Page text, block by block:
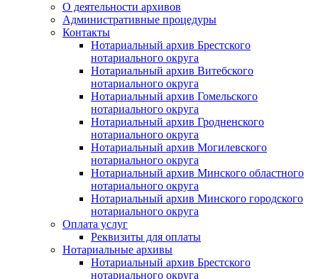
О деятельности архивов
Административные процедуры
Контакты
Нотариальный архив Брестского
нотариального округа
Нотариальный архив Витебского
нотариального округа
Нотариальный архив Гомельского
нотариального округа
Нотариальный архив Гродненского
нотариального округа
Нотариальный архив Могилевского
нотариального округа
Нотариальный архив Минского областного
нотариального округа
Нотариальный архив Минского городского
нотариального округа
Оплата услуг
Реквизиты для оплаты
Нотариальные архивы
Нотариальный архив Брестского
нотариального округа